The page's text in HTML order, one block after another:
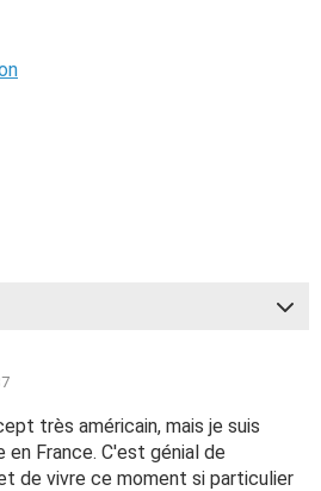
très américain, mais je suis
en France. C'est génial de
de vivre ce moment si particulier